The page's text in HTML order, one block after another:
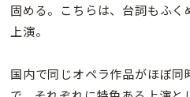
固める。こちらは、台詞もふ
上演。
国内で同じオペラ作品がほぼ